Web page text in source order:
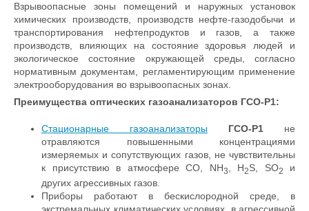
Взрывоопасные зоны помещений и наружных установок
химических производств, производств нефте-газодобычи и
транспортирования нефтепродуктов и газов, а также
производств, влияющих на состояние здоровья людей и
экологическое состояние окружающей среды, согласно
нормативным документам, регламентирующим применение
электрооборудования во взрывоопасных зонах.
Преимущества оптических газоанализаторов ГСО-Р1:
Стационарные газоанализаторы ГСО-Р1 не
отравляются повышенными концентрациями
измеряемых и сопутствующих газов, не чувствительны
к присутствию в атмосфере СО, NH3, H2S, SО2
и
других агрессивных газов.
Приборы работают в бескислородной среде, в